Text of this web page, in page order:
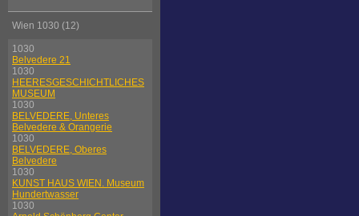
Wien 1030 (12)
1030
Belvedere 21
1030
HEERESGESCHICHTLICHES
MUSEUM
1030
BELVEDERE, Unteres
Belvedere & Orangerie
1030
BELVEDERE, Oberes
Belvedere
1030
KUNST HAUS WIEN. Museum
Hundertwasser
1030